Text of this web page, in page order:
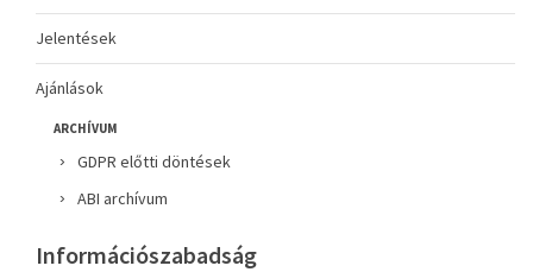
Jelentések
Ajánlások
ARCHÍVUM
GDPR előtti döntések
ABI archívum
Információszabadság